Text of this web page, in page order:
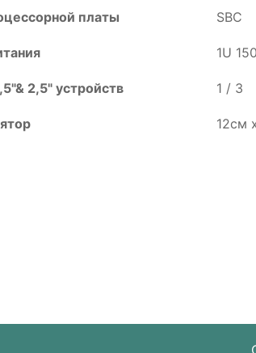
платы SBC
1U
2,5" устройств 1 / 3
12см